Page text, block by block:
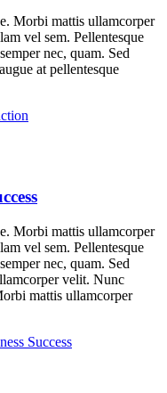
Morbi mattis ullamcorper
vel sem. Pellentesque
nec, quam. Sed
at pellentesque
Morbi mattis ullamcorper
vel sem. Pellentesque
nec, quam. Sed
velit. Nunc
mattis ullamcorper
Success